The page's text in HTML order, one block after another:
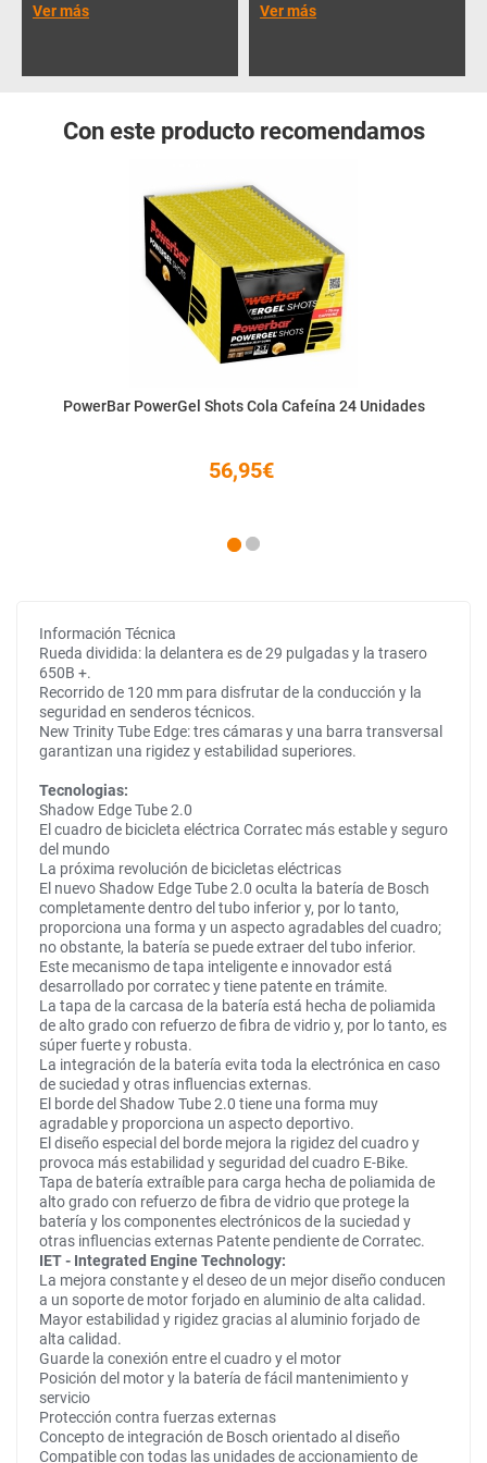
Ver más
Ver más
Con este producto recomendamos
PowerBar PowerGel Shots Cola Cafeína 24 Unidades
56,95€
Información Técnica
Rueda dividida: la delantera es de 29 pulgadas y la trasero
650B +.
Recorrido de 120 mm para disfrutar de la conducción y la
seguridad en senderos técnicos.
New Trinity Tube Edge: tres cámaras y una barra transversal
garantizan una rigidez y estabilidad superiores.
Tecnologias:
Shadow Edge Tube 2.0
El cuadro de bicicleta eléctrica Corratec más estable y seguro
del mundo
La próxima revolución de bicicletas eléctricas
El nuevo Shadow Edge Tube 2.0 oculta la batería de Bosch
completamente dentro del tubo inferior y, por lo tanto,
proporciona una forma y un aspecto agradables del cuadro;
no obstante, la batería se puede extraer del tubo inferior.
Este mecanismo de tapa inteligente e innovador está
desarrollado por corratec y tiene patente en trámite.
La tapa de la carcasa de la batería está hecha de poliamida
de alto grado con refuerzo de fibra de vidrio y, por lo tanto, es
súper fuerte y robusta.
La integración de la batería evita toda la electrónica en caso
de suciedad y otras influencias externas.
El borde del Shadow Tube 2.0 tiene una forma muy
agradable y proporciona un aspecto deportivo.
El diseño especial del borde mejora la rigidez del cuadro y
provoca más estabilidad y seguridad del cuadro E-Bike.
Tapa de batería extraíble para carga hecha de poliamida de
alto grado con refuerzo de fibra de vidrio que protege la
batería y los componentes electrónicos de la suciedad y
otras influencias externas Patente pendiente de Corratec.
IET - Integrated Engine Technology:
La mejora constante y el deseo de un mejor diseño conducen
a un soporte de motor forjado en aluminio de alta calidad.
Mayor estabilidad y rigidez gracias al aluminio forjado de
alta calidad.
Guarde la conexión entre el cuadro y el motor
Posición del motor y la batería de fácil mantenimiento y
servicio
Protección contra fuerzas externas
Concepto de integración de Bosch orientado al diseño
Compatible con todas las unidades de accionamiento de